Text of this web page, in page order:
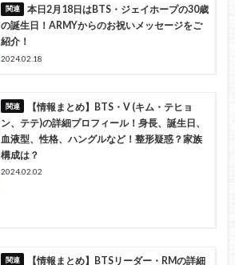
本日2月18日はBTS・ジェイホープの30歳
の誕生日！ARMYからのお祝いメッセージをご
紹介！
2024.02.18
【情報まとめ】BTS・V (キム・テヒョ
ン、テテ)の詳細プロフィール！身長、誕生日、
血液型、性格、ハングルなど！整形疑惑？家族
構成は？
2024.02.02
【情報まとめ】BTSリーダー・RMの詳細